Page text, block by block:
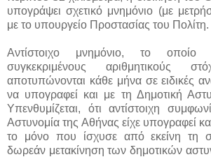
υπογράψει σχετικό μνημόνιο (με
με το υπουργείο Προστασίας του Πολίτη.
Αντίστοιχο μνημόνιο, το οποίο
συγκεκριμένους αριθμητικούς
αποτυπώνονται κάθε μήνα σε ειδικές
να υπογραφεί και με τη Δημοτική
Υπενθυμίζεται, ότι αντίστοιχη
Αστυνομία της Αθήνας είχε υπογραφεί
το μόνο που ίσχυσε από εκείνη τη
δωρεάν μετακίνηση των δημοτικών